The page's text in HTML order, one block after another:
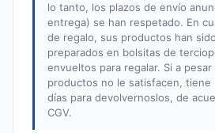
lo tanto, los plazos de envío
entrega) se han respetado. En
de regalo, sus productos han
preparados en bolsitas de
envueltos para regalar. Si a
productos no le satisfacen, tiene
días para devolvernoslos, de
CGV.